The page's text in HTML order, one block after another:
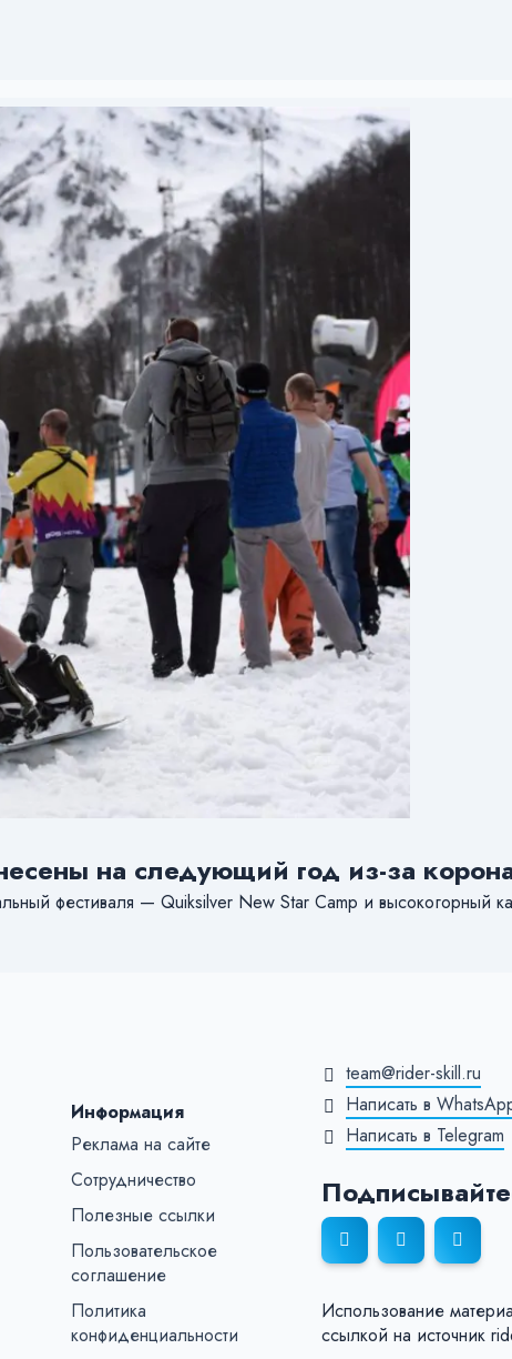
на следующий год из-за
фестиваля — Quiksilver New Star Camp и высокогорный
Информация
Реклама на сайте
Сотрудничество
Полезные ссылки
Пользовательское
соглашение
Политика
конфиденциальности
team@rider-skill.ru
Написать в
Написать в Telegram
Использование
ссылкой на источник